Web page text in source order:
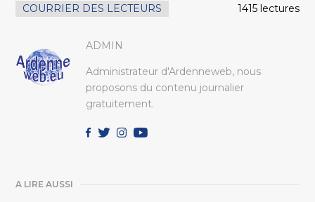
COURRIER DES LECTEURS 1415 lectures
ADMIN
Administrateur d'Ardenneweb, nous
proposons du contenu journalier
gratuitement.
A LIRE AUSSI